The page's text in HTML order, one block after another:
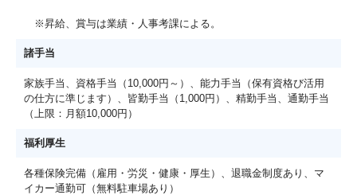
※昇給、賞与は業績・人事考課による。
諸手当
家族手当、資格手当（10,000円～）、能力手当（保有資格び活用
の仕方に準じます）、皆勤手当（1,000円）、精勤手当、通勤手当
（上限：月額10,000円）
福利厚生
各種保険完備（雇用・労災・健康・厚生）、退職金制度あり、マ
イカー通勤可（無料駐車場あり）